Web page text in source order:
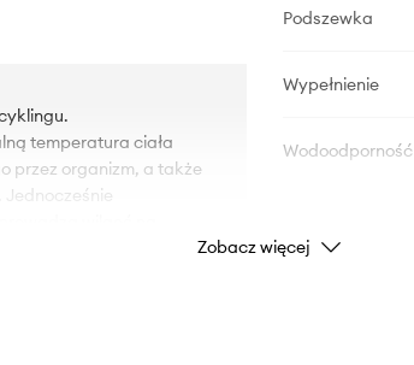
temperatura ciała
przez organizm, a także
Podszewka
Wypełnienie
Wodoodporność
Zobacz więcej